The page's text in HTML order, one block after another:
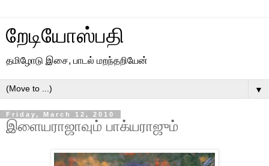
றேடியோஸ்பதி
தமிழோடு இசை, பாடல் மறந்தறியேன்
▼
Friday, March 12, 2010
இளையராஜாவும் பாக்யராஜும்